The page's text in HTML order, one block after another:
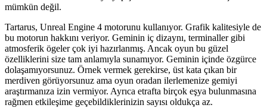
mümkün değil.
Tartarus, Unreal Engine 4 motorunu kullanıyor. Grafik kalitesiyle de
bu motorun hakkını veriyor. Geminin iç dizaynı, terminaller gibi
atmosferik ögeler çok iyi hazırlanmış. Ancak oyun bu güzel
özelliklerini size tam anlamıyla sunamıyor. Geminin içinde özgürce
dolaşamıyorsunuz. Örnek vermek gerekirse, üst kata çıkan bir
merdiven görüyorsunuz ama oyun oradan ilerlemenize gemiyi
araştırmanıza izin vermiyor. Ayrıca etrafta birçok eşya bulunmasına
rağmen etkileşime geçebildiklerinizin sayısı oldukça az.